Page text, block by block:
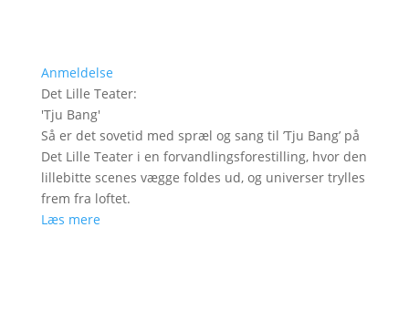
Anmeldelse
Det Lille Teater:
'Tju Bang'
Så er det sovetid med spræl og sang til ’Tju Bang’ på
Det Lille Teater i en forvandlingsforestilling, hvor den
lillebitte scenes vægge foldes ud, og universer trylles
frem fra loftet.
Læs mere